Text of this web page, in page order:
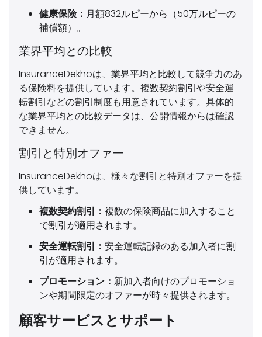
健康保険： 月額832ルピーから（50万ルピーの
補償額）。
業界平均との比較
InsuranceDekhoは、業界平均と比較して競争力のあ
る保険料を提供しています。複数契約割引や安全運
転割引などの割引制度も用意されています。具体的
な業界平均との比較データは、公開情報からは確認
できません。
割引と特別オファー
InsuranceDekhoは、様々な割引と特別オファーを提
供しています。
複数契約割引： 複数の保険商品に加入すること
で割引が適用されます。
安全運転割引： 安全運転記録のある加入者に割
引が適用されます。
プロモーション： 新加入者向けのプロモーショ
ンや期間限定のオファーが時々提供されます。
顧客サービスとサポート